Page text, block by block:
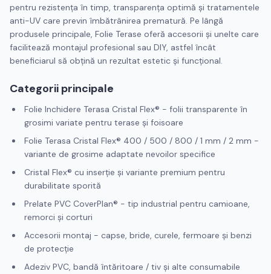
pentru rezistența în timp, transparența optimă și tratamentele
anti-UV care previn îmbătrânirea prematură. Pe lângă
produsele principale, Folie Terase oferă accesorii și unelte care
facilitează montajul profesional sau DIY, astfel încât
beneficiarul să obțină un rezultat estetic și funcțional.
Categorii principale
Folie Inchidere Terasa Cristal Flex® - folii transparente în
grosimi variate pentru terase și foisoare
Folie Terasa Cristal Flex® 400 / 500 / 800 / 1 mm / 2 mm -
variante de grosime adaptate nevoilor specifice
Cristal Flex® cu inserție și variante premium pentru
durabilitate sporită
Prelate PVC CoverPlan® - tip industrial pentru camioane,
remorci și corturi
Accesorii montaj - capse, bride, curele, fermoare și benzi
de protecție
Adeziv PVC, bandă întăritoare / tiv și alte consumabile